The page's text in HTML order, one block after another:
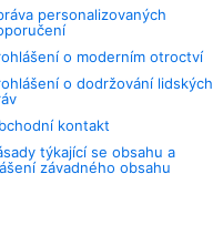
personalizovaných
o moderním otroctví
o dodržování lidských
kontakt
týkající se obsahu a
závadného obsahu